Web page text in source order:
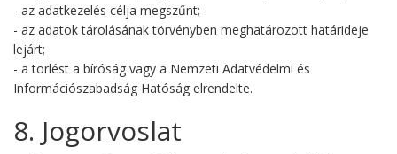
- az adatkezelés célja megszűnt;
- az adatok tárolásának törvényben meghatározott határideje
lejárt;
- a törlést a bíróság vagy a Nemzeti Adatvédelmi és
Információszabadság Hatóság elrendelte.
8. Jogorvoslat